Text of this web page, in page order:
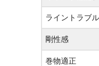
ライントラブ
剛性感
巻物適正